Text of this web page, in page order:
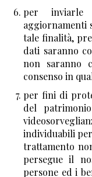
per inviarle
aggiornamenti
tale finalità,
dati saranno
non saranno
consenso in
per fini di
del
individuabili
trattamento
persegue il
persone ed i
impiego di
rispetto al
parte, per
personali che
allo scopo
parte, al
riguardano,
commerciale o
vendita diretta
di mercato o di
interattiva e di
oltre il
diffusi, della